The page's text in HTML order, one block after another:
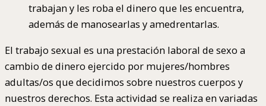
trabajan y les roba el dinero que les encuentra,
además de manosearlas y amedrentarlas.
El trabajo sexual es una prestación laboral de sexo a
cambio de dinero ejercido por mujeres/hombres
adultas/os que decidimos sobre nuestros cuerpos y
nuestros derechos. Esta actividad se realiza en variadas